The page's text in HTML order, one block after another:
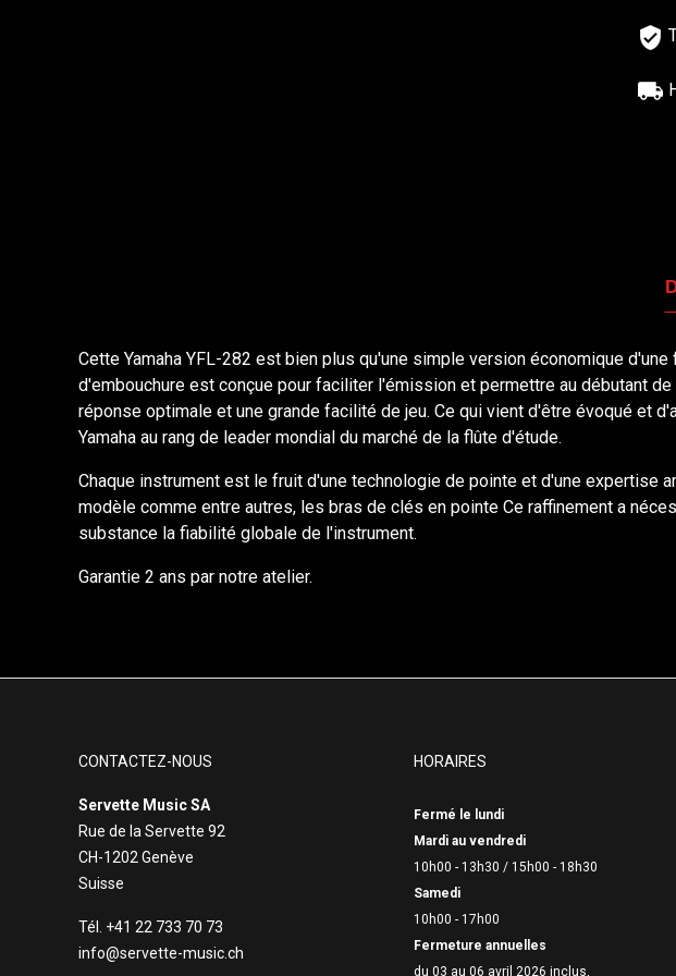
Cette Yamaha YFL-282 est bien plus qu'une simple version économique
d'embouchure est conçue pour faciliter l'émission et permettre au débutant
réponse optimale et une grande facilité de jeu. Ce qui vient d'être évoqué et
Yamaha au rang de leader mondial du marché de la flûte d'étude.
Chaque instrument est le fruit d'une technologie de pointe et d'une expertise
modèle comme entre autres, les bras de clés en pointe Ce raffinement a
substance la fiabilité globale de l'instrument.
Garantie 2 ans par notre atelier.
CONTACTEZ-NOUS
Servette Music SA
Rue de la Servette 92
CH-1202 Genève
Suisse
Tél. +41 22 733 70 73
info@servette-music.ch
HORAIRES
Fermé le lundi
Mardi au vendredi
10h00 - 13h30 /15h00 - 18h30
Samedi
10h00 - 17h00
Fermeture annuelles
du 03 au 06 avril 2026 inclus,